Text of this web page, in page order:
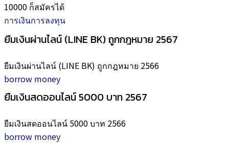
10000 ก็สมัครได้
การเงินการลงทุน
ยืมเงินผ่านไลน์ (LINE BK) ถูกกฎหมาย 2567
ยืมเงินผ่านไลน์ (LINE BK) ถูกกฎหมาย 2566
borrow money
ยืมเงินสดออนไลน์ 5000 บาท 2567
ยืมเงินสดออนไลน์ 5000 บาท 2566
borrow money